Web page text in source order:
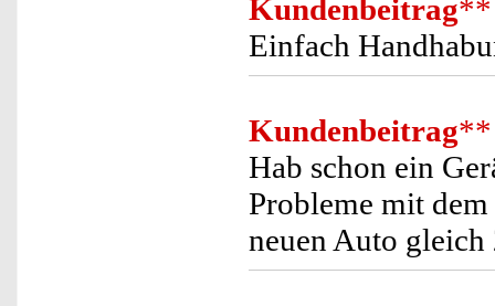
Kundenbeitrag**
Einfach
Kundenbeitrag**
Hab schon ein
Probleme mit
neuen Auto